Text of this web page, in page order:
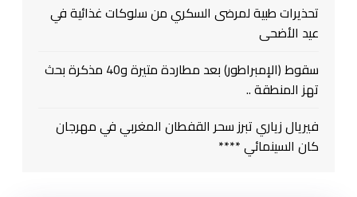
تحذيرات طبية لمرضى السكري من سلوكات غذائية في
عيد الأضحى
سقوط (الإمبراطور) بعد مطاردة متيرة و40 مذكرة بحث
تهز المنطقة ..
فيريال زياري تبرز سحر القفطان المغربي في مهرجان
كان السينمائي ****